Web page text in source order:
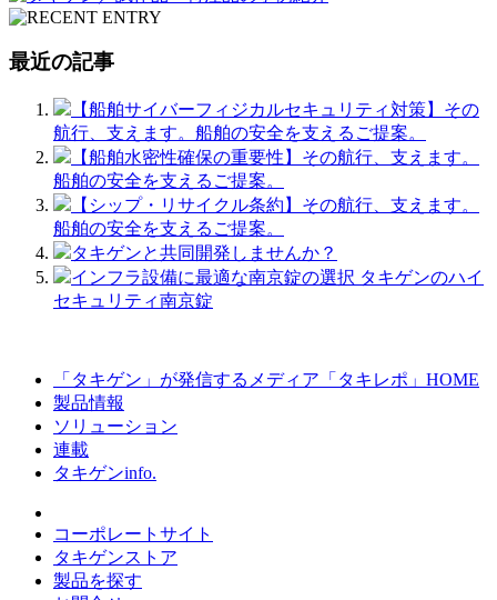
最近の記事
【船舶サイバーフィジカルセキュリティ対策】その
航行、支えます。船舶の安全を支えるご提案。
【船舶水密性確保の重要性】その航行、支えます。
船舶の安全を支えるご提案。
【シップ・リサイクル条約】その航行、支えます。
船舶の安全を支えるご提案。
タキゲンと共同開発しませんか？
インフラ設備に最適な南京錠の選択 タキゲンのハイ
セキュリティ南京錠
「タキゲン」が発信するメディア「タキレポ」HOME
製品情報
ソリューション
連載
タキゲンinfo.
コーポレートサイト
タキゲンストア
製品を探す